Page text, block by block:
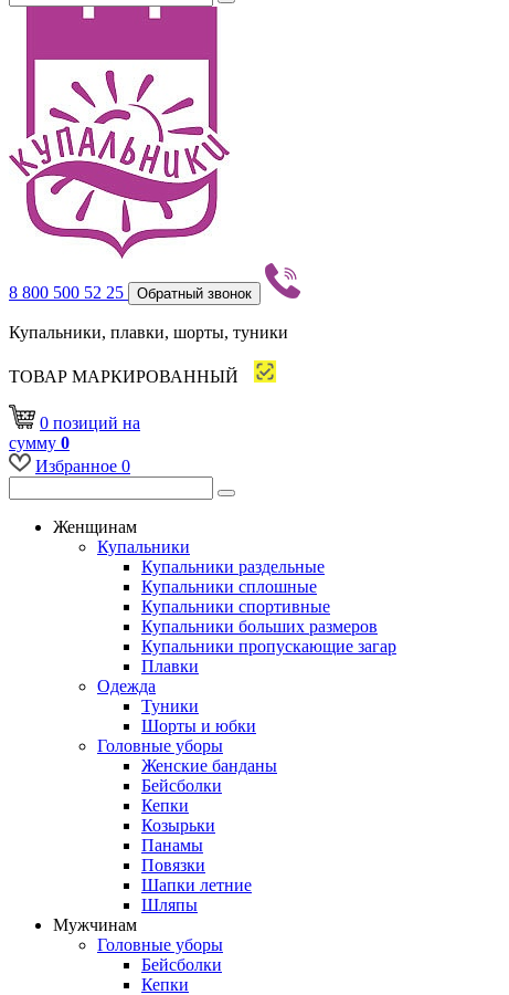
8 800 500 52 25 Обратный звонок
Купальники, плавки, шорты, туники
ТОВАР МАРКИРОВАННЫЙ
0 позиций на
сумму 0
Избранное 0
Женщинам
Купальники
Купальники раздельные
Купальники сплошные
Купальники спортивные
Купальники больших размеров
Купальники пропускающие загар
Плавки
Одежда
Туники
Шорты и юбки
Головные уборы
Женские банданы
Бейсболки
Кепки
Козырьки
Панамы
Повязки
Шапки летние
Шляпы
Мужчинам
Головные уборы
Бейсболки
Кепки